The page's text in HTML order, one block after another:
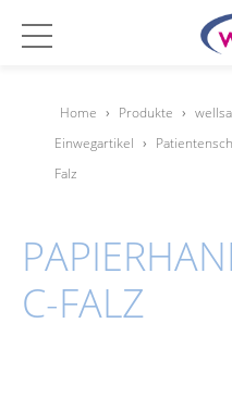
Home › Produkte ›
Einwegartikel ›
Falz
C-FALZ